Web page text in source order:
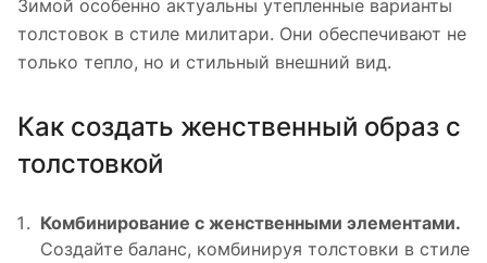
Зимой особенно актуальны утепленные варианты
толстовок в стиле милитари. Они обеспечивают не
только тепло, но и стильный внешний вид.
Как создать женственный образ с
толстовкой
Комбинирование с женственными элементами.
Создайте баланс, комбинируя толстовки в стиле